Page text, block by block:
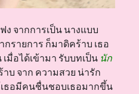
จากการเป็น นางแบบ
กรายการ ก็มาดิคร้าบ เธอ
มื่อได้เข้ามา รับบทเป็น นัก
บ จาก ความสวย น่ารัก
เธอมีคนชื่นชอบเธอมากขึ้น